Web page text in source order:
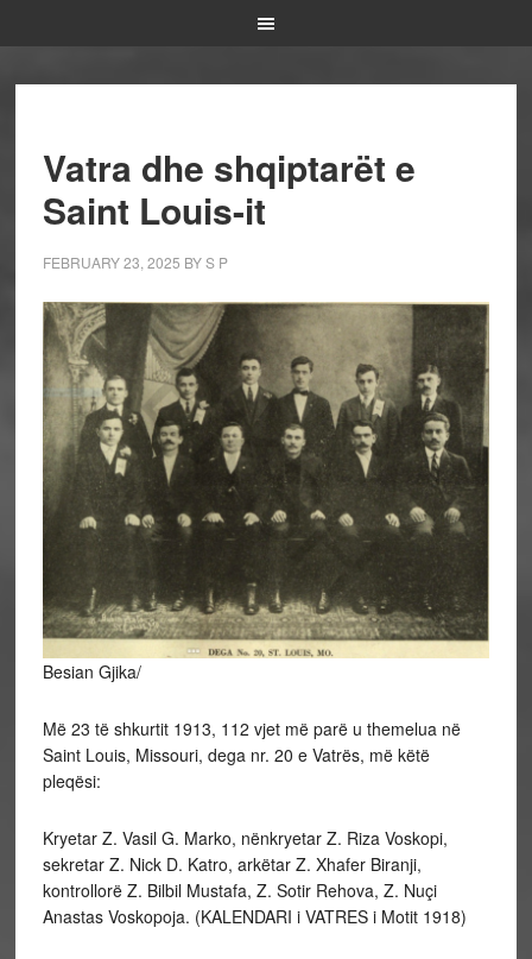
Vatra dhe shqiptarët e
Saint Louis-it
FEBRUARY 23, 2025 BYS P
Besian Gjika/
Më 23 të shkurtit 1913, 112 vjet më parë u themelua në
Saint Louis, Missouri, dega nr. 20 e Vatrës, më këtë
pleqësi:
Kryetar Z. Vasil G. Marko, nënkryetar Z. Riza Voskopi,
sekretar Z. Nick D. Katro, arkëtar Z. Xhafer Biranji,
kontrollorë Z. Bilbil Mustafa, Z. Sotir Rehova, Z. Nuçi
Anastas Voskopoja. (KALENDARI i VATRES i Motit 1918)